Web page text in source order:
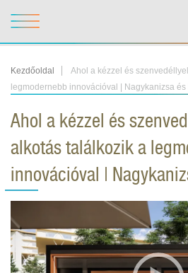
Kezdőoldal
Ahol a kézzel és
legmodernebb innovációval | Nagykanizsa és
Ahol a kézzel és
alkotás találkozik a
innovációval |